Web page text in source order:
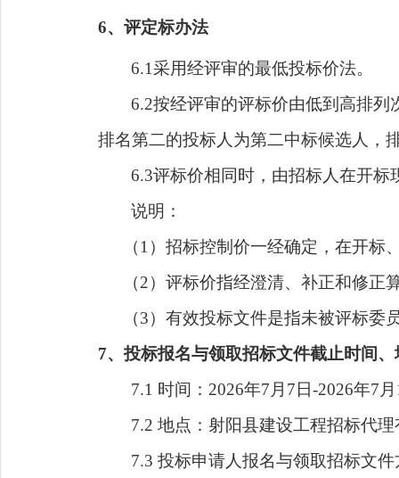
6、评定标办法
6.1采用经评审的最低投标价法。
6.2按经评审的评标价由低到高排列
排名第二的投标人为第二中标候选人，
6.3评标价相同时，由招标人在开标
说明：
（1）招标控制价一经确定，在开标
（2）评标价指经澄清、补正和修正
（3）有效投标文件是指未被评标委
7、投标报名与领取招标文件截止时间、
7.1 时间：2026年7 月 7 日-2026年7 月
7.2 地点：射阳县建设工程招标代
7.3 投标申请人报名与领取招标文件